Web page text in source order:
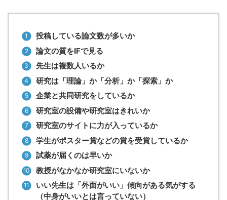
投稿している論文数が多いか
論文の質をIFで見る
先生は複数人いるか
研究は「理論」か「分析」か「探索」か
企業と共同研究をしているか
研究室の設備や研究室はきれいか
研究室のサイトに力が入っているか
学生がポスター賞などの賞を受賞しているか
試薬が届くのは早いか
教授がなかなか研究室にいないか
いい先生は「外面がいい」傾向がある気がする
（中身がいいとは言っていない）